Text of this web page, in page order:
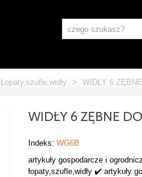
Łopaty,szufle,widły > WIDŁY 6
WIDŁY 6 ZĘBNE
Indeks: WG6B
artykuły gospodarcze i
łopaty,szufle,widły ✔️ artykuły